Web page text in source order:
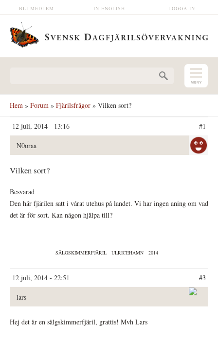
Hoppa till huvudinnehåll LOGGA IN
IN ENGLISH
BLI MEDLEM
Hem » Forum » Fjärilsfrågor » Vilken sort?
12 juli, 2014 - 13:16 #1
N0oraa
Vilken sort?
Besvarad
Den här fjärilen satt i vårat utehus på landet. Vi har ingen aning om vad
det är för sort. Kan någon hjälpa till?
SÄLGSKIMMERFJÄRIL ULRICEHAMN 2014
12 juli, 2014 - 22:51 #3
lars
Hej det är en sälgskimmerfjäril, grattis! Mvh Lars